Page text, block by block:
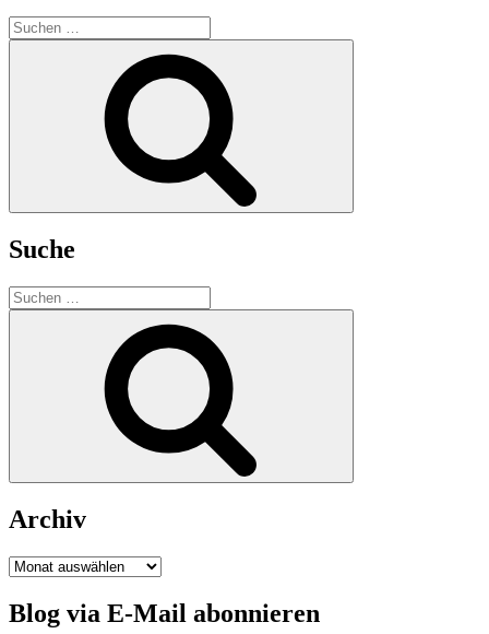
Suchen
nach:
Suche
Suchen
nach:
Archiv
Archiv
Blog via E-Mail abonnieren